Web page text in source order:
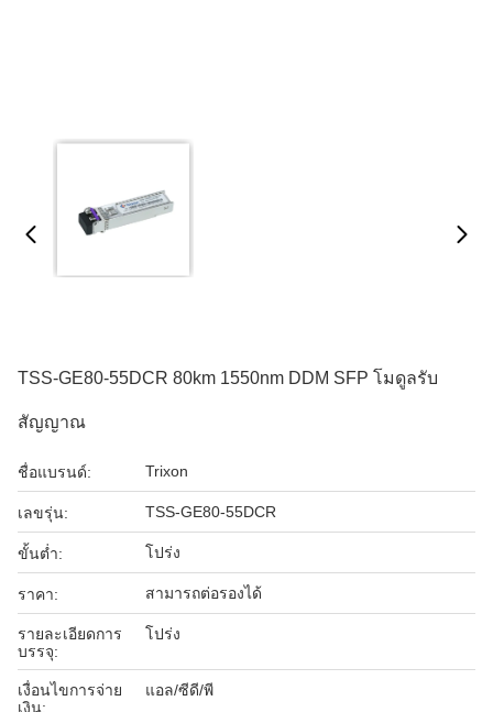
TSS-GE80-55DCR 80km 1550nm DDM SFP โมดูลรับ
สัญญาณ
ชื่อแบรนด์: Trixon
เลขรุ่น: TSS-GE80-55DCR
ขั้นต่ำ: โปร่ง
ราคา: สามารถต่อรองได้
รายละเอียดการ
บรรจุ:
โปร่ง
เงื่อนไขการจ่าย
เงิน:
แอล/ซีดี/พี